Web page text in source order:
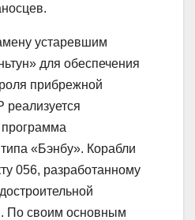
устаревшим
для обеспечения
прибрежной
«Бэнбу». Корабли
056, разработанному
По своим основным